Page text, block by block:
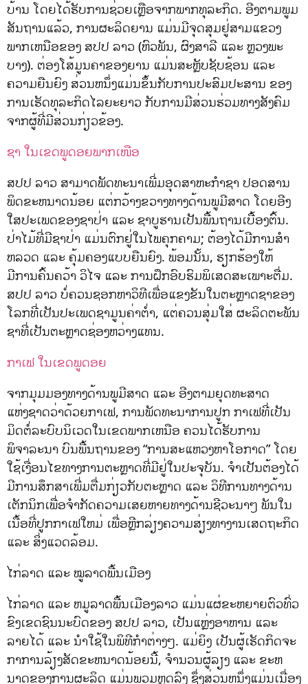
ບ້ານ ໂດຍໄດ້ຮັບການຊ່ວຍເຫຼືອຈາກພາກທຸລະກິດ. ອີງຕາມພູມ
ສັນຖານແລ້ວ, ການຜະລິດຍານ ແມ່ນມີຈຸດສຸມຢູ່ສາມແຂວງ
ພາກເຫນືອຂອງ ສປປ ລາວ (ຫົວພັນ, ຜົງສາລີ ແລະ ຫຼວງພະ
ບາງ). ຕ່ອງໂສ້ມູນຄາຂອງຍານ ແມ່ນສະຫຼັບຊັບຊ້ອນ ແລະ
ຄວາມຍືນຍົງ ສ່ວນຫນຶ່ງແມ່ນຂຶ້ນກັບການປະສົມປະສານ ຂອງ
ການເຮັດທຸລະກິດໄລຍະຍາວ ກັບການມີສ່ວນຮ່ວມທາງສັງຄົມ
ຈາກຜູ້ທີ່ມີສ່ວນກ່ຽວຂ້ອງ.
ຊາ ໃນເຂດພູດອຍພາກເໜືອ
ສປປ ລາວ ສາມາດພັດທະນາເພີ່ມອຸດສາຫະກໍາຊາ ປອດສານ
ພິດຂະຫນາດນ້ອຍ ແຕ່ກວ້າງຂວາງທາງດ້ານພູມີສາດ ໂດຍອີງ
ໃສປະເພດຂອງຊາປ່າ ແລະ ຊາບູຮານເປັນພື້ນຖານເບື້ອງຕົ້ນ.
ປ່າໄມ້ທີ່ມີຊາປ່າ ແມ່ນຕົກຢູ່ໃນໄພຄຸກຄາມ; ຕ້ອງໄດ້ມີການສໍາ
ຫລວດ ແລະ ຄຸ້ມຄອງແບບຍືນຍົງ. ພ້ອມນັ້ນ, ຮຽກຮ້ອງໃຫ້
ມີການຄົ້ນຄວ້າ ວິໄຈ ແລະ ການຝຶກອົບຮົມພິເສດສະເພາະຕື່ມ.
ສປປ ລາວ ບໍ່ຄວນຊອກຫາວິທີເພື່ອແຂງຂັນໃນຕະຫຼາດຊາຂອງ
ໂລກທີ່ເປັນປະເພດຊາມູນຄ່າຕໍ່າ, ແຕ່ຄວນສຸ່ມໃສ່ ຜະລິດຕະພັນ
ຊາທີ່ເປັນຕະຫຼາດຊ່ອງຫວ່າງແທນ.
ກາເຟ ໃນເຂດພູດອຍ
ຈາກມຸມມອງທາງດ້ານພູມີສາດ ແລະ ອີງຕາມຍຸດທະສາດ
ແຫ່ງຊາດວ່າດ້ວຍກາເຟ, ການພັດທະນາການປູກ ກາເຟທີ່ເປັນ
ມິດຕໍ່ລະບົບນິເວດໃນເຂດພາກເຫນືອ ຄວນໄດ້ຮັບການ
ພິຈາລະນາ ບົນພື້ນຖານຂອງ “ການສະແຫວງຫາໂອກາດ” ໂດຍ
ໃຊ້ເງື່ອນໄຂທາງການຕະຫຼາດທີ່ມີຢູ່ໃນປະຈຸບັນ. ຈຳເປັນຕ້ອງໄດ້
ມີການສຶກສາເພີ່ມຕື່ມກ່ຽວກັບຕະຫຼາດ ແລະ ວິທີການທາງດ້ານ
ເຕັກນິກເພື່ອຈໍາກັດຄວາມເສຍຫາຍທາງດ້ານຊີວະນາໆ ພັນໃນ
ເນື້ອທີ່ປູກກາເຟໃຫມ່ ເພື່ອຫຼີກລ່ຽງຄວາມສ່ຽງທາງານເສດຖະກິດ
ແລະ ສິ່ງແວດລ້ອມ.
ໄກ່ລາດ ແລະ ໝູລາດພື້ນເມືອງ
ໄກ່ລາດ ແລະ ຫມູລາດພື້ນເມືອງລາວ ແມ່ນແຜ່ຂະຫຍາຍຕົວທົ່ວ
ຂົງເຂດຊົນນະບົດຂອງ ສປປ ລາວ, ເປັນແຫຼ່ງອາຫານ ແລະ
ລາຍໄດ້ ແລະ ນໍາໃຊ້ໃນພິທີກໍາຕ່າງໆ. ແມ່ຍິງ ເປັນຜູ້ເຮັດກິດຈະ
ກາການລ້ຽງສັດຂະຫນາດນ້ອຍນີ້, ຈໍານວນຜູ້ລຽງ ແລະ ຂະຫ
ນາດຂອງການຜະລິດ ແມ່ນພວມຫຼຸດລົງ ຊຶ່ງສ່ວນຫນຶ່ງແມ່ນເນື່ອງ